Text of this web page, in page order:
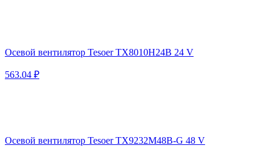
Осевой вентилятор Tesoer TX8010H24B 24 V
563.04 ₽
Осевой вентилятор Tesoer TX9232M48B-G 48 V